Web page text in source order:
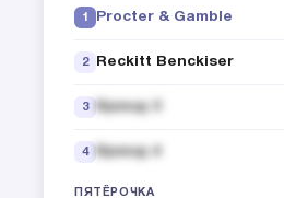
1 Procter & Gamble
2 Reckitt Benckiser
3 Бренд 3
4 Бренд 4
ПЯТЁРОЧКА